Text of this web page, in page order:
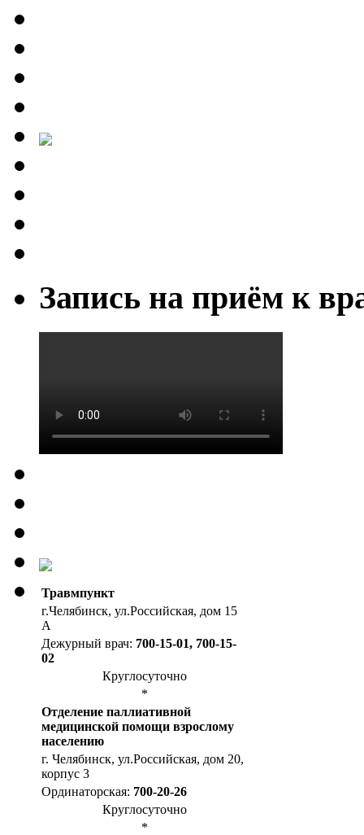
Запись на приём к
Травмпункт
г.Челябинск, ул.Российская, дом 15
А
Дежурный врач: 700-15-01, 700-15-
02
Круглосуточно
*
Отделение паллиативной
медицинской помощи взрослому
населению
г. Челябинск, ул.Российская, дом 20,
корпус 3
Ординаторская: 700-20-26
Круглосуточно
*